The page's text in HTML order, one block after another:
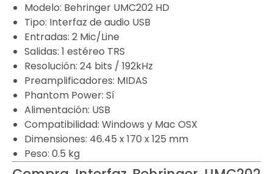
Modelo: Behringer UMC202 HD
Tipo: Interfaz de audio USB
Entradas: 2 Mic/Line
Salidas: 1 estéreo TRS
Resolución: 24 bits / 192kHz
Preamplificadores: MIDAS
Phantom Power: Sí
Alimentación: USB
Compatibilidad: Windows y Mac OSX
Dimensiones: 46.45 x 170 x 125 mm
Peso: 0.5 kg